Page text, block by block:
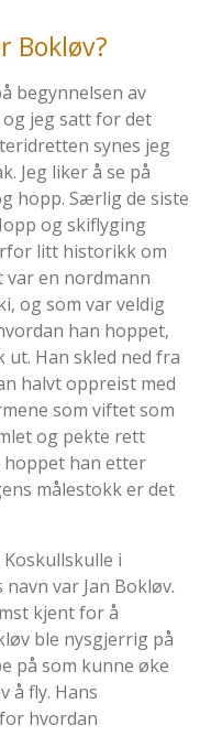
Bokløv?
begynnelsen av
jeg satt for det
synes jeg
Jeg liker å se på
hopp. Særlig de siste
og skiflyging
litt historikk om
var en nordmann
og som var veldig
han hoppet,
ut. Han skled ned fra
halvt oppreist med
som viftet som
og pekte rett
hoppet han etter
målestokk er det
i
var Jan Bokløv.
kjent for å
ble nysgjerrig på
på som kunne øke
å fly. Hans
hvordan